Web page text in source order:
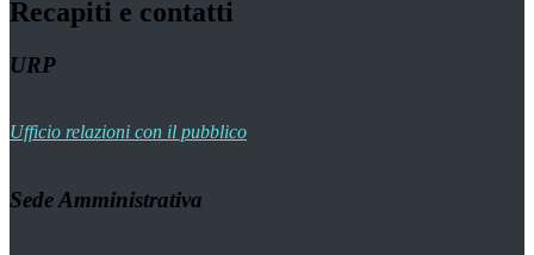
Recapiti e contatti
URP
Ufficio relazioni con il pubblico
Sede Amministrativa